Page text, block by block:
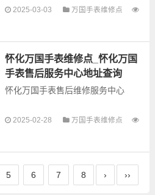
以下是古锋网为您整理的安阳万国
的故障检测维修，手表保养等业
务，为了享受优质的...
2025-03-03
万国手表维修点
怀化万国手表维修点_怀化万国
手表售后服务中心地址查询
怀化万国手表售后维修服务中心
以下是古锋网为您整理的怀化万国
的故障检测维修，手表保养等业
务，为了享受优质的...
2025-02-28
万国手表维修点
5 6 7 8 › ››